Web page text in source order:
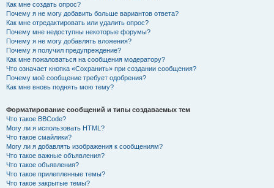
Как мне создать опрос?
Почему я не могу добавить больше вариантов ответа?
Как мне отредактировать или удалить опрос?
Почему мне недоступны некоторые форумы?
Почему я не могу добавлять вложения?
Почему я получил предупреждение?
Как мне пожаловаться на сообщения модератору?
Что означает кнопка «Сохранить» при создании сообщения?
Почему моё сообщение требует одобрения?
Как мне вновь поднять мою тему?
Форматирование сообщений и типы создаваемых тем
Что такое BBCode?
Могу ли я использовать HTML?
Что такое смайлики?
Могу ли я добавлять изображения к сообщениям?
Что такое важные объявления?
Что такое объявления?
Что такое прилепленные темы?
Что такое закрытые темы?